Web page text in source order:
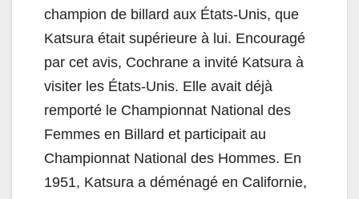
champion de billard aux États-Unis, que
Katsura était supérieure à lui. Encouragé
par cet avis, Cochrane a invité Katsura à
visiter les États-Unis. Elle avait déjà
remporté le Championnat National des
Femmes en Billard et participait au
Championnat National des Hommes. En
1951, Katsura a déménagé en Californie,